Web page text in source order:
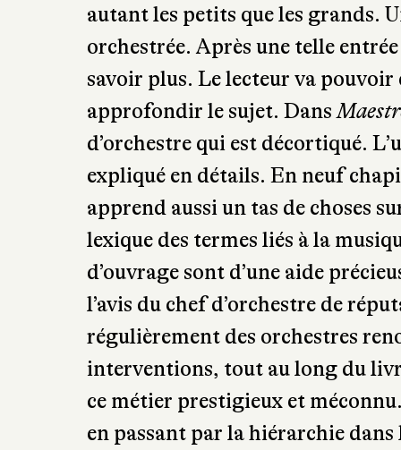
la Panthère rose. Les jeux de
autant les petits que les grands.
orchestrée. Après une telle
savoir plus. Le lecteur va
approfondir le sujet. Dans
d’orchestre qui est décortiqué.
expliqué en détails. En neuf
apprend aussi un tas de choses
lexique des termes liés à la
d’ouvrage sont d’une aide
l’avis du chef d’orchestre de
régulièrement des orchestres
interventions, tout au long du
ce métier prestigieux et